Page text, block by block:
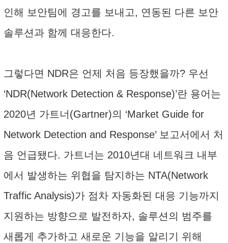
인해 보안팀에 경고를 보내고, 연동된 다른 보안
솔루션과 함께 대응한다.
그렇다면 NDR은 언제 처음 등장했을까? 우선
‘NDR(Network Detection & Response)’란 용어는
2020년 가트너(Gartner)의 ‘Market Guide for
Network Detection and Response’ 보고서에서 처
음 언급됐다. 가트너는 2010년대 네트워크 내부
에서 발생하는 위협을 탐지하는 NTA(Network
Traffic Analysis)가 점차 자동화된 대응 기능까지
지원하는 방향으로 발전하자, 솔루션의 범주를
새롭게 추가하고 새로운 기능을 알리기 위해